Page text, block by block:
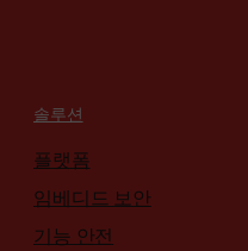
솔루션
플랫폼
임베디드 보안
기능 안전